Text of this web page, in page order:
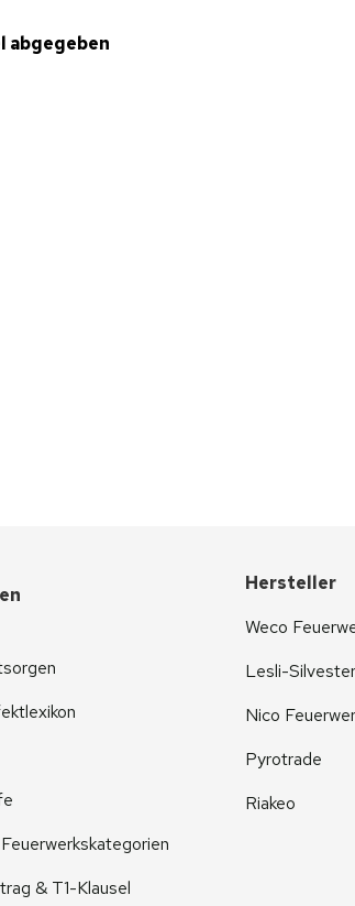
abgegeben
& T1-Klausel
Hersteller
Weco
Lesli-
Nico
Pyrotrade
Riakeo